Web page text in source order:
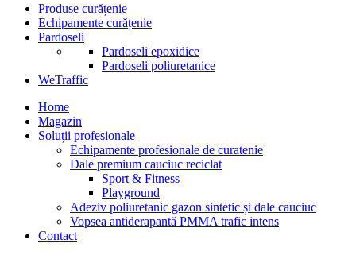
Produse curățenie
Echipamente curățenie
Pardoseli
Pardoseli epoxidice
Pardoseli poliuretanice
WeTraffic
Home
Magazin
Soluții profesionale
Echipamente profesionale de curatenie
Dale premium cauciuc reciclat
Sport & Fitness
Playground
Adeziv poliuretanic gazon sintetic și dale cauciuc
Vopsea antiderapantă PMMA trafic intens
Contact